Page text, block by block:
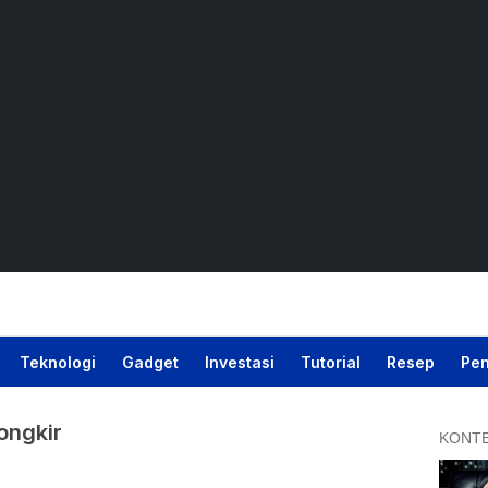
Teknologi Gadget Investasi Tutorial Resep